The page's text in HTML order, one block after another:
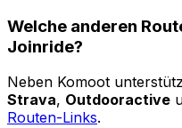
Welche anderen
Joinride?
Neben Komoot
Strava, Outdooractive
Routen-Links.